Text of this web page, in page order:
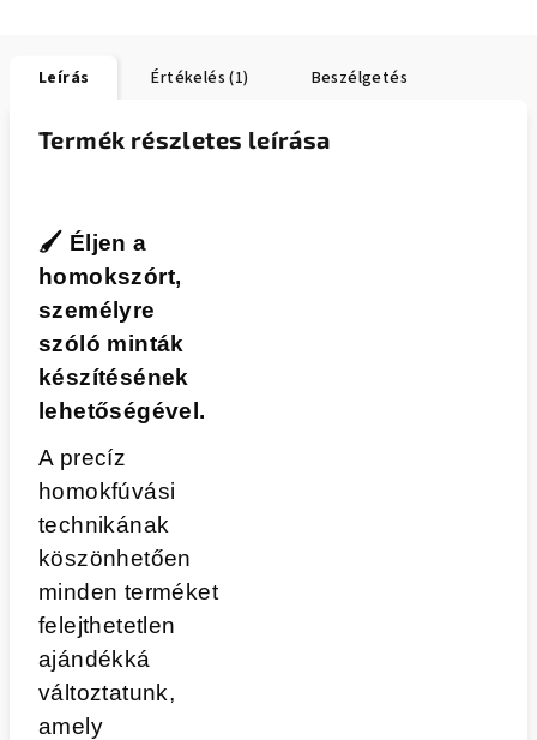
Leírás Értékelés (1) Beszélgetés
Termék részletes leírása
🖌️ Éljen a
homokszórt,
személyre
szóló minták
készítésének
lehetőségével.
A precíz
homokfúvási
technikának
köszönhetően
minden terméket
felejthetetlen
ajándékká
változtatunk,
amely